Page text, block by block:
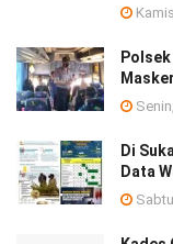
Di
Data